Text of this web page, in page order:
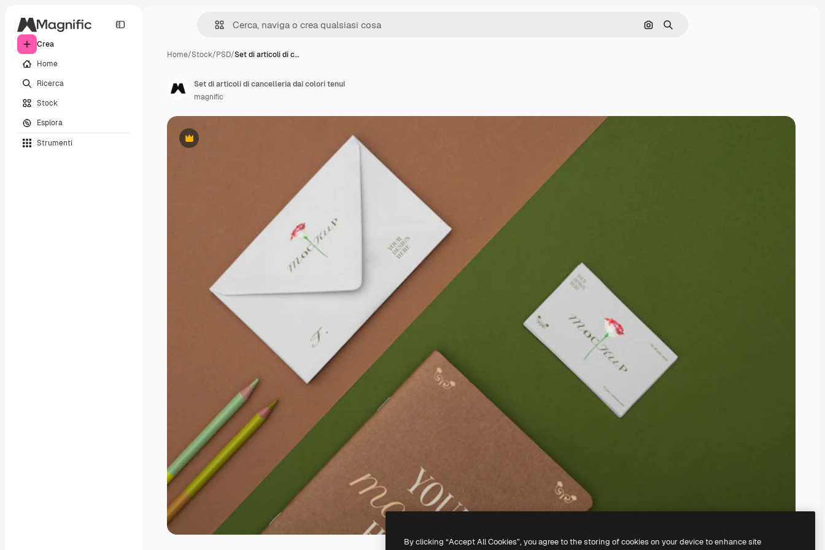
Crea
Home
Ricerca
Stock
Esplora
Strumenti
Cerca per immagine
Ricerca
Home/Stock/PSD/Set di articoli di c…
Premium
Set di articoli di cancelleria dai colori tenui
magnific
By clicking “Accept All Cookies”, you agree to the storing of cookies on your device to enhance site